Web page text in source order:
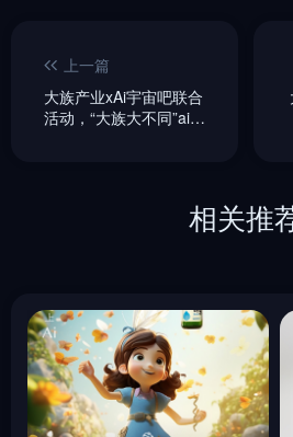
上一篇
大族产业xAi宇宙吧联合
活动，“大族大不同”ai作
相关推